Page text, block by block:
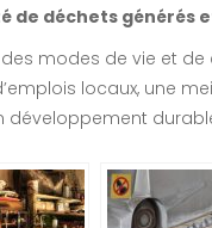
déchets générés
modes de vie et
locaux, une
développement